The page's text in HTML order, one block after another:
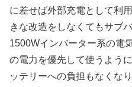
に差せば外部充電として利
きな改造をしなくてもサブ
1500Wインバーター系の電
の電力を優先して使うよう
ッテリーへの負担もなくな